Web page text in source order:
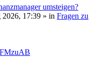
umsteigen?
2026, 17:39 » in Fragen zu